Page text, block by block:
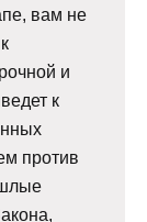
вам не
и
к
против